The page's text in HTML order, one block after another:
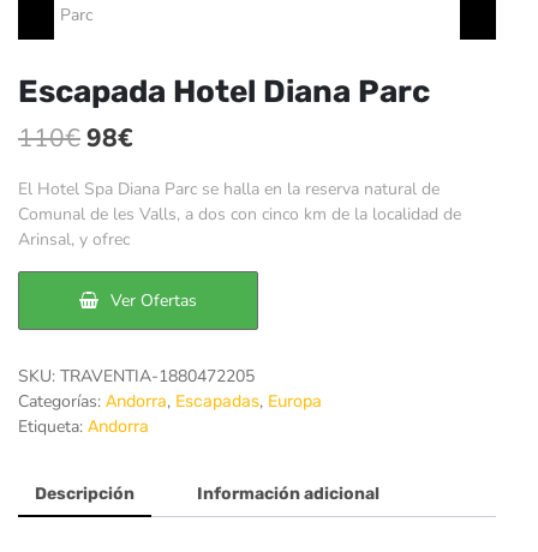
Escapada Hotel Diana Parc
110€El
precio
original
era:
110€.
98€
precio
actual
98€.
El Hotel Spa Diana Parc se halla en la reserva natural de
Comunal de les Valls, a dos con cinco km de la localidad de
Arinsal, y ofrec
Ver Ofertas
SKU: TRAVENTIA-1880472205
Categorías: Andorra, Escapadas, Europa
Etiqueta: Andorra
Descripción Información adicional